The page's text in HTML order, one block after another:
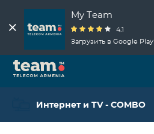
My Team
4.1
Загрузить в Google Play
Интернет и TV - COMBO